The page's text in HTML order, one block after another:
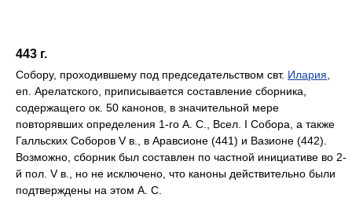
443 г.
Собору, проходившему под председательством свт. Илария
еп. Арелатского, приписывается составление сборника,
содержащего ок. 50 канонов, в значительной мере
повторявших определения 1-го А. С., Всел. I Собора, а также
Галльских Соборов V в., в Аравсионе (441) и Вазионе (442).
Возможно, сборник был составлен по частной инициативе во 2-
й пол. V в., но не исключено, что каноны действительно были
подтверждены на этом А. С.